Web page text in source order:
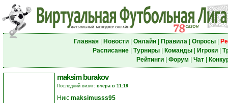
Главная| Новости| Онлайн| Правила| Опросы|
Расписание| Турниры| Команды| Игроки|
Рейтинги| Форум Чат|
maksim burakov
Последний визит: вчера в 11:19
Ник: maksimusss95